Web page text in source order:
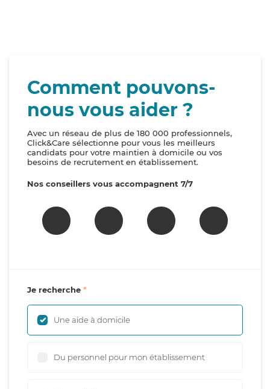
Comment pouvons-
nous vous aider ?
Avec un réseau de plus de 180 000 professionnels,
Click&Care sélectionne pour vous les meilleurs
candidats pour votre maintien à domicile ou vos
besoins de recrutement en établissement.
Nos conseillers vous accompagnent 7/7
Je recherche
Une aide à domicile
Du personnel pour mon établissement